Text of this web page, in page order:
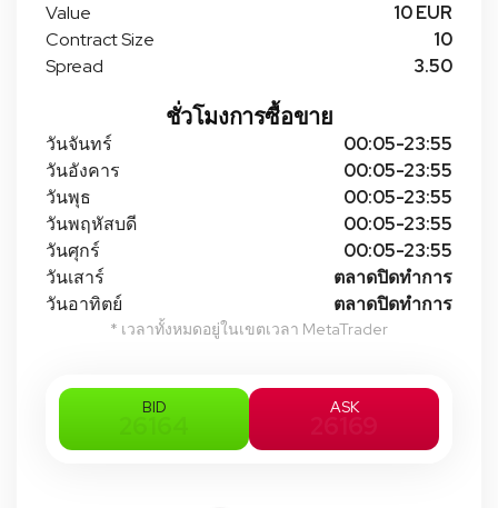
ชั่วโมงการซื้อขาย
วันจันทร์
00:05-23:55
วันอังคาร
00:05-23:55
วันพุธ
00:05-23:55
วันพฤหัสบดี
00:05-23:55
วันศุกร์
00:05-23:55
วันเสาร์
ตลาดปิดทําการ
วันอาทิตย์
ตลาดปิดทําการ
* เวลาทั้งหมดอยู่ในเขตเวลา MetaTrader
Value
10 EUR
Contract Size
10
Spread
3.50
BID ASK